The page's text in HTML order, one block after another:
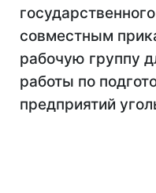
совместным
рабочую группу
работы по
предприятий